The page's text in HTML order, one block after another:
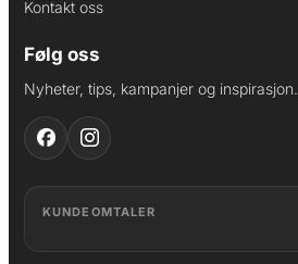
Kontakt oss
Følg oss
Nyheter, tips, kampanjer og inspirasjon.
KUNDEOMTALER